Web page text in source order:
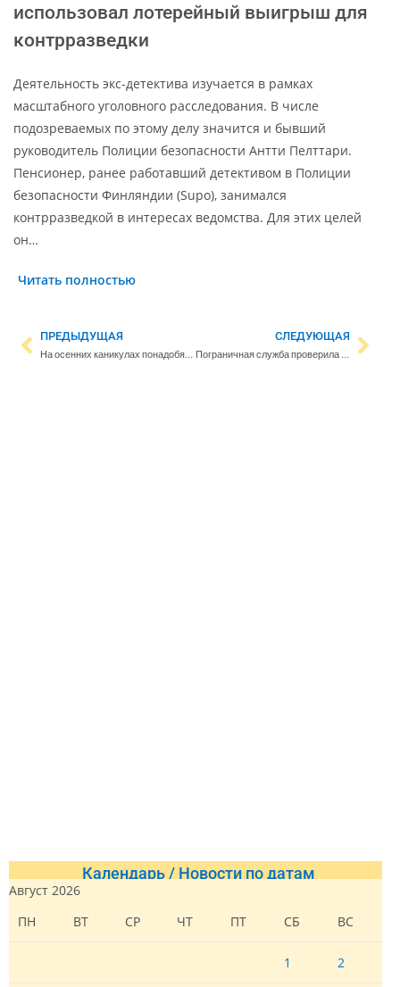
использовал лотерейный выигрыш для
контрразведки
Деятельность экс-детектива изучается в рамках
масштабного уголовного расследования. В числе
подозреваемых по этому делу значится и бывший
руководитель Полиции безопасности Антти Пелттари.
Пенсионер, ранее работавший детективом в Полиции
безопасности Финляндии (Supo), занимался
контрразведкой в интересах ведомства. Для этих целей
он…
Читать полностью
ПРЕДЫДУЩАЯ
На осенних каникулах понадобятся шапка и перчатки – в выходные ветер будет сильным
СЛЕДУЮЩАЯ
Пограничная служба проверила танкер у берегов Хельсинки – судно направлялось в Россию
Календарь / Новости по датам
Август 2026
ПН
ВТ СР ЧТ ПТ СБ ВС
1 2